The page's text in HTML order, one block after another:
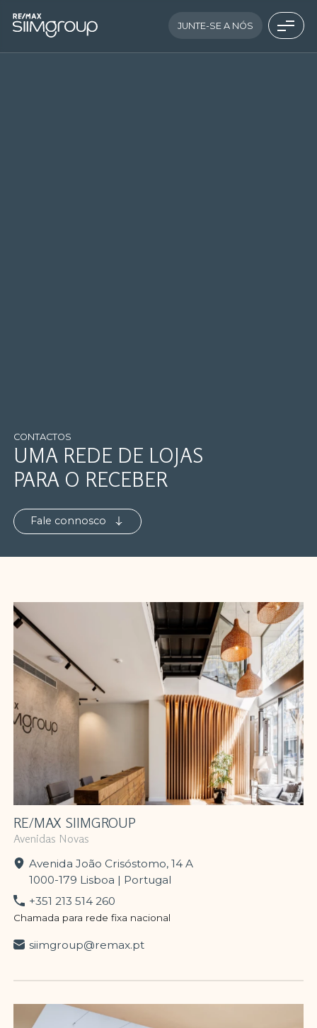
JUNTE-SE A NÓS
CONTACTOS
UMA REDE DE LOJAS
PARA O RECEBER
Fale connosco
RE/MAX SIIMGROUP
Avenidas Novas
Avenida João Crisóstomo, 14 A
1000-179 Lisboa | Portugal
+351 213 514 260
Chamada para rede fixa nacional
siimgroup@remax.pt